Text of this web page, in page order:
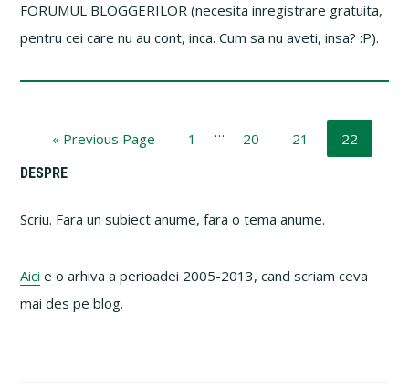
FORUMUL BLOGGERILOR (necesita inregistrare gratuita,
pentru cei care nu au cont, inca. Cum sa nu aveti, insa? :P).
« Go
Previous Page Page
1
Interim
… Page
20 Page
21 Page
22
Primary
Sidebar
DESPRE
Scriu. Fara un subiect anume, fara o tema anume.
Aici e o arhiva a perioadei 2005-2013, cand scriam ceva
mai des pe blog.